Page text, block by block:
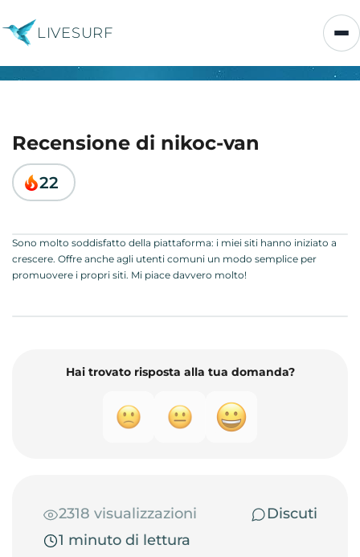
LIVESURF
Recensione di nikoc-van
22
Sono molto soddisfatto della piattaforma: i miei siti hanno iniziato a
crescere. Offre anche agli utenti comuni un modo semplice per
promuovere i propri siti. Mi piace davvero molto!
Hai trovato risposta alla tua domanda?
2318 visualizzazioni
Discuti
1 minuto di lettura